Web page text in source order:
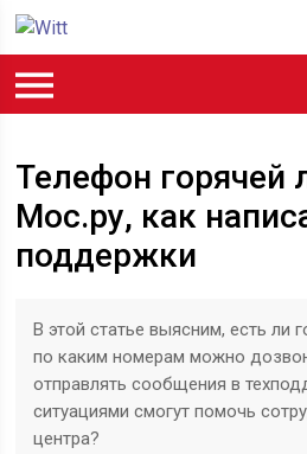
Телефон горячей
Мос.ру, как
поддержки
В этой статье выясним, есть ли
по каким номерам можно
отправлять сообщения в
ситуациями смогут помочь
центра?